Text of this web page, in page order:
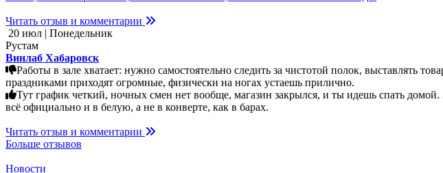
Читать отзыв и комментарии
20 июл | Понедельник
Рустам
Винлаб Хабаровск
Работы в зале хватает: нужно самостоятельно следить за чистотой полок, выставлять
праздниками приходят огромные, физически на ногах устаешь прилично.
Тут график четкий, ночных смен нет вообще, магазин закрылся, и ты идешь спать
всё официально и в белую, а не в конверте, как в барах.
Читать отзыв и комментарии
Больше отзывов
Новости